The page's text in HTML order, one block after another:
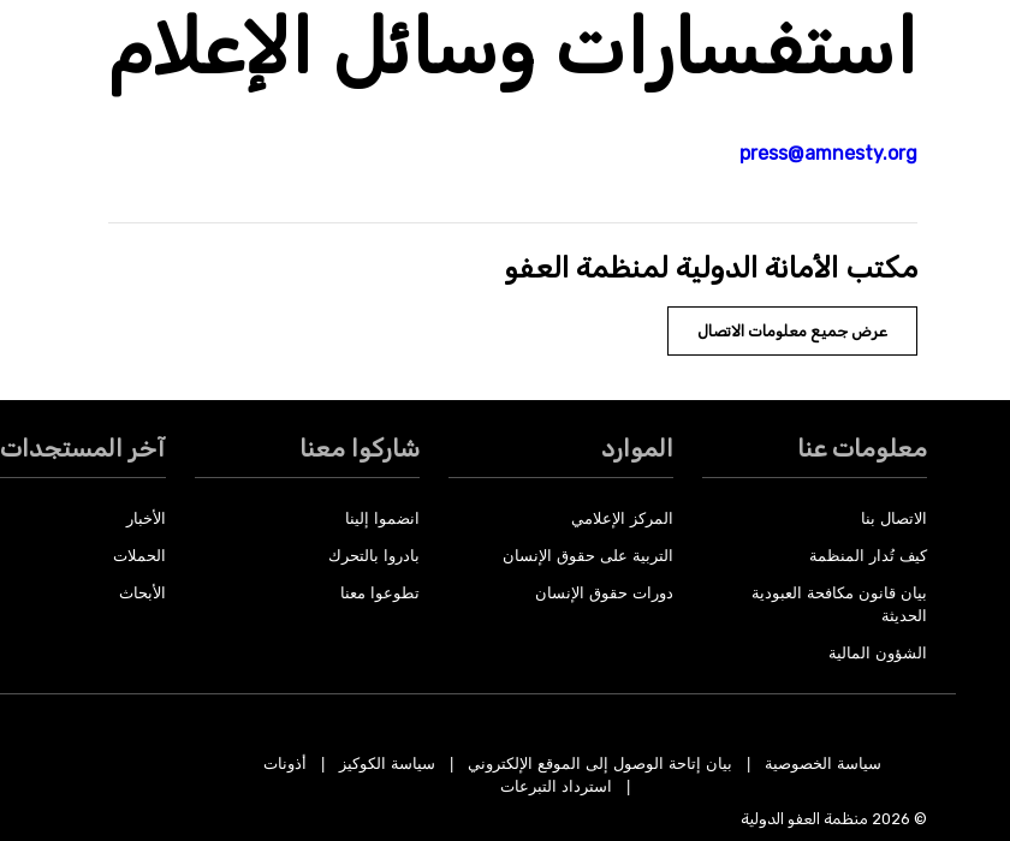
استفسارات وسائل الإعلام
press@amnesty.org
مكتب الأمانة الدولية لمنظمة العفو
عرض جميع معلومات الاتصال
معلومات عنا
الاتصال بنا
كيف تُدار المنظمة
بيان قانون مكافحة العبودية
الحديثة
الشؤون المالية
الموارد
المركز الإعلامي
التربية على حقوق الإنسان
دورات حقوق الإنسان
شاركوا معنا
انضموا إلينا
بادروا بالتحرك
تطوعوا معنا
آخر المستجدات
الأخبار
الحملات
الأبحاث
سياسة الخصوصية بيان إتاحة الوصول إلى الموقع الإلكتروني سياسة الكوكيز
أذونات
استرداد التبرعات
© 2026 منظمة العفو الدولية